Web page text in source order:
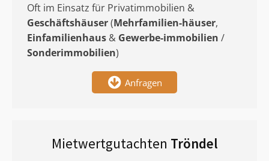
Oft im Einsatz für Privatimmobilien &
Geschäftshäuser(Mehrfamilien-häuser,
Einfamilienhaus & Gewerbe-immobilien /
Sonderimmobilien)
Anfragen
Mietwertgutachten Tröndel